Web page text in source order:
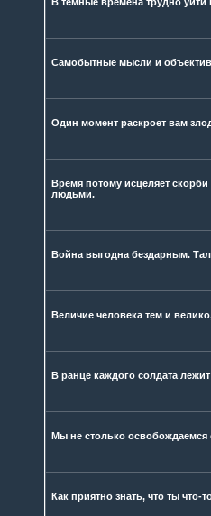
Самобытные мысли и
Один момент раскроет вам
Время потому исцеляет
людьми.
Война выгодна бездарным.
Величие человека тем и
В ранце каждого солдата
Мы не столько освобождаемся
Как приятно знать, что ты что-